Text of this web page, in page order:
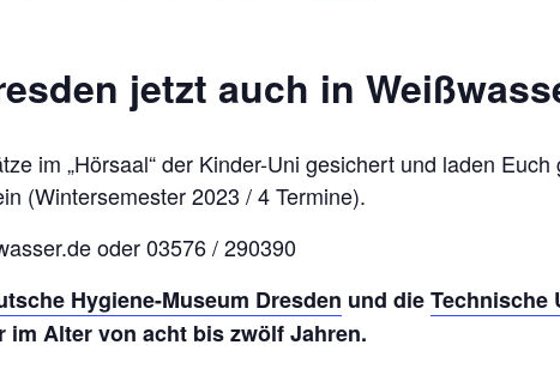
jetzt auch in
im „Hörsaal“ der Kinder-Uni gesichert und laden
(Wintersemester 2023 / 4 Termine).
oder 03576 / 290390
Hygiene-Museum Dresden und dieTechnische
Alter von acht bis zwölf Jahren.